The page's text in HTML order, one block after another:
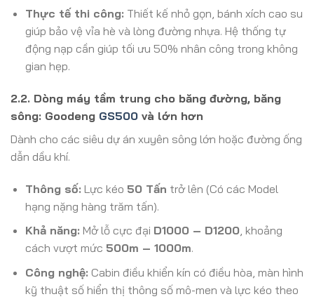
Thực tế thi công: Thiết kế nhỏ gọn, bánh xích cao su
giúp bảo vệ vỉa hè và lòng đường nhựa. Hệ thống tự
động nạp cần giúp tối ưu 50% nhân công trong không
gian hẹp.
2.2. Dòng máy tầm trung cho băng đường, băng
sông: Goodeng GS500 và lớn hơn
Dành cho các siêu dự án xuyên sông lớn hoặc đường ống
dẫn dầu khí.
Thông số: Lực kéo 50 Tấn trở lên (Có các Model
hạng nặng hàng trăm tấn).
Khả năng: Mở lỗ cực đại D1000 – D1200, khoảng
cách vượt mức 500m – 1000m.
Công nghệ: Cabin điều khiển kín có điều hòa, màn hình
kỹ thuật số hiển thị thông số mô-men và lực kéo theo